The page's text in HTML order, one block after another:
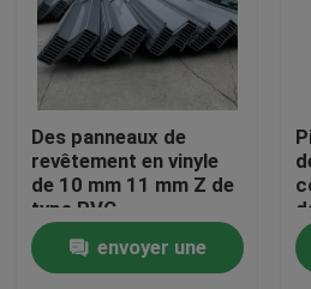
Filtres en plastique
Filtreur flottant
Filtreur de cellules
Des panneaux de
revêtement en vinyle
de 10 mm 11 mm Z de
type PVC
envoyer une